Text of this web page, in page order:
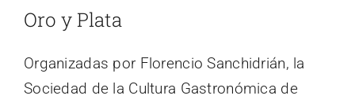
Oro y Plata
Organizadas por Florencio Sanchidrián, la
Sociedad de la Cultura Gastronómica de